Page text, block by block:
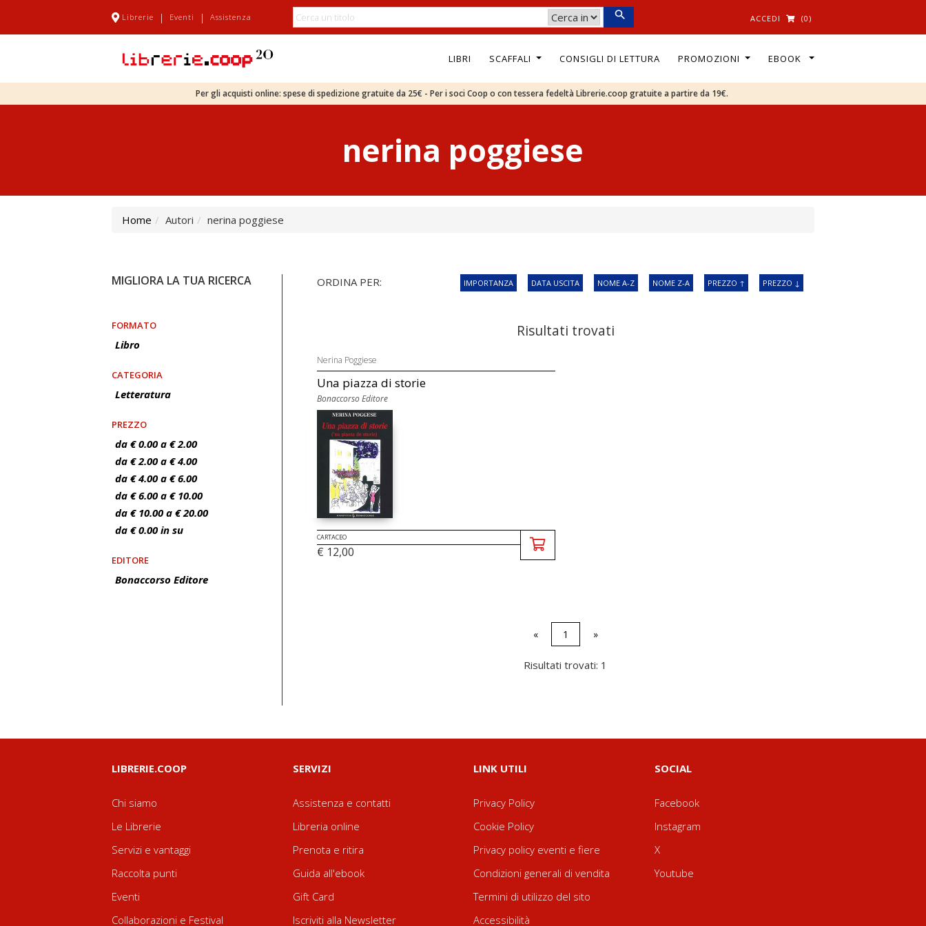
Librerie | Eventi | Assistenza ACCEDI (0)
LIBRI SCAFFALI CONSIGLI DI LETTURA PROMOZIONI EBOOK
Per gli acquisti online: spese di spedizione gratuite da 25€ - Per i soci Coop o con tessera fedeltà Librerie.coop gratuite a partire da 19€.
nerina poggiese
Home Autori nerina poggiese
MIGLIORA LA TUA RICERCA
FORMATO
Libro
CATEGORIA
Letteratura
PREZZO
da € 0.00 a € 2.00
da € 2.00 a € 4.00
da € 4.00 a € 6.00
da € 6.00 a € 10.00
da € 10.00 a € 20.00
da € 0.00 in su
EDITORE
Bonaccorso Editore
ORDINA PER: IMPORTANZA DATA USCITA NOME A-Z NOME Z-A PREZZO ↑ PREZZO ↓
Risultati trovati
Nerina Poggiese
Una piazza di storie
Bonaccorso Editore
CARTACEO
€ 12,00
« 1 »
Risultati trovati: 1
LIBRERIE.COOP
Chi siamo
Le Librerie
Servizi e vantaggi
Raccolta punti
Eventi
Collaborazioni e Festival
SERVIZI
Assistenza e contatti
Libreria online
Prenota e ritira
Guida all'ebook
Gift Card
Iscriviti alla Newsletter
LINK UTILI
Privacy Policy
Cookie Policy
Privacy policy eventi e fiere
Condizioni generali di vendita
Termini di utilizzo del sito
Accessibilità
SOCIAL
Facebook
Instagram
X
Youtube